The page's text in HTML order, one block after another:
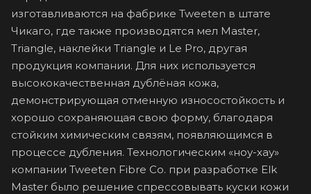
изготавливаются на фабрике Tweeten в штате
Чикаго, где также производятся мел Master,
Triangle, наклейки Triangle и Le Pro, другая
продукция компании. Для них используется
высококачественная дублёная кожа,
демонстрирующая отменную износостойкость и
хорошо сохраняющая свою форму, благодаря
стойким химическим связям, появляющимся в
процессе дубления. Технологическим «ноу-хау»
компании Tweeten Fibre Co. при разработке Elk
Master было решение спрессовывать куски кожи